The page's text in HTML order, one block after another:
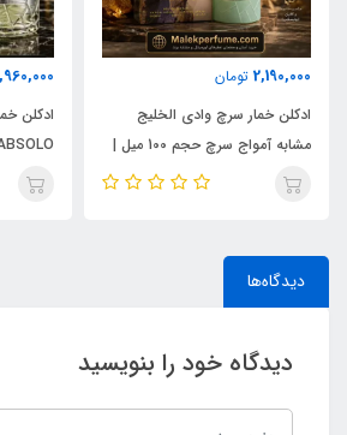
2,190,000 تومان
ادکلن خمار سرچ وادی الخلیج
مشابه آمواج سرچ حجم 100 میل |
KHUMAR Search Eau de
ادکلن
|
دیدگاه‌ها
دیدگاه خود را بنویسید